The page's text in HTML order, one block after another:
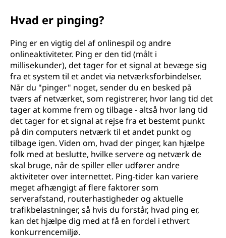
Hvad er pinging?
Ping er en vigtig del af onlinespil og andre
onlineaktiviteter. Ping er den tid (målt i
millisekunder), det tager for et signal at bevæge sig
fra et system til et andet via netværksforbindelser.
Når du "pinger" noget, sender du en besked på
tværs af netværket, som registrerer, hvor lang tid det
tager at komme frem og tilbage - altså hvor lang tid
det tager for et signal at rejse fra et bestemt punkt
på din computers netværk til et andet punkt og
tilbage igen. Viden om, hvad der pinger, kan hjælpe
folk med at beslutte, hvilke servere og netværk de
skal bruge, når de spiller eller udfører andre
aktiviteter over internettet. Ping-tider kan variere
meget afhængigt af flere faktorer som
serverafstand, routerhastigheder og aktuelle
trafikbelastninger, så hvis du forstår, hvad ping er,
kan det hjælpe dig med at få en fordel i ethvert
konkurrencemiljø.